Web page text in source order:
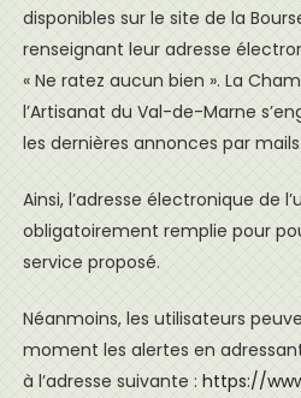
disponibles sur le site de la
renseignant leur adresse
« Ne ratez aucun bien ». La
l’Artisanat du Val-de-Marne
les dernières annonces par mails.
Ainsi, l’adresse électronique de
obligatoirement remplie pour
service proposé.
Néanmoins, les utilisateurs
moment les alertes en
à l’adresse suivante :https://